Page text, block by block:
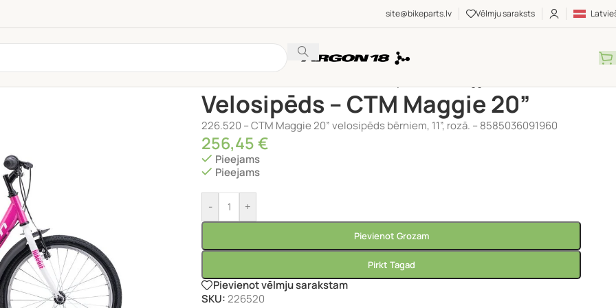
site@bikeparts.lv Vēlmju saraksts
Velosipēds – CTM Maggie 20”
226.520 – CTM Maggie 20” velosipēds bērniem, 11”, rozā. – 8585036091960
256,45€
Pieejams
Pieejams
- +
Pievienot Grozam
Pirkt Tagad
Pievienot vēlmju sarakstam
SKU:226520